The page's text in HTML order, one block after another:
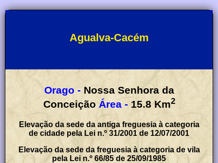
Agualva-Cacém
Orago - Nossa Senhora da
Conceição Área - 15.8 Km2
Elevação da sede da antiga freguesia à categoria
de cidade pela Lei n.º 31/2001 de 12/07/2001
Elevação da sede da freguesia à categoria de vila
pela Lei n.º 66/85 de 25/09/1985